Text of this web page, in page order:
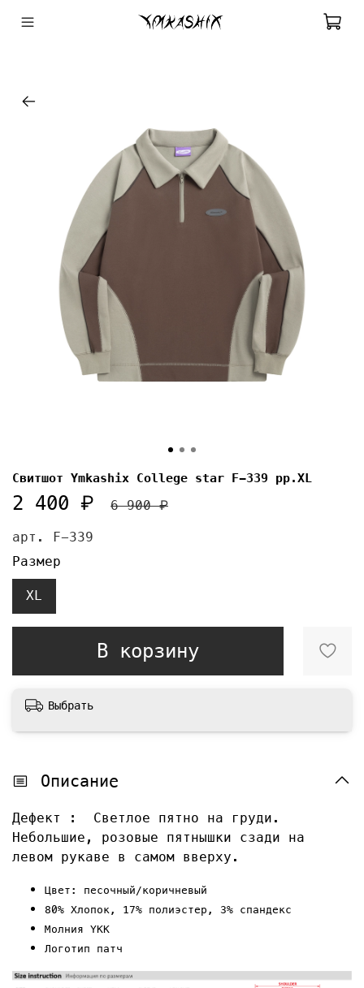
арт. F-339
Свитшот Ymkashix College star F-339 pp.XL
2 400 ₽ 6 900 ₽
В корзину
Размер
XL
Выбрать
Описание
Дефект : Светлое пятно на груди.
Небольшие, розовые пятнышки сзади на
левом рукаве в самом вверху.
Цвет: песочный/коричневый
80% Хлопок, 17% полиэстер, 3% спандекс
Молния YKK
Логотип патч